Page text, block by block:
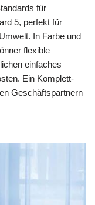
für
5, perfekt für
In Farbe und
flexible
einfaches
Ein Komplett-
Geschäftspartnern